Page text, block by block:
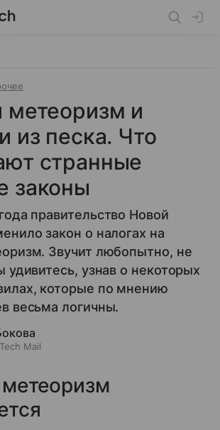
метеоризм и
из песка. Что
странные
законы
правительство Новой
закон о налогах на
Звучит любопытно, не
удивитесь, узнав о некоторых
которые по мнению
весьма логичны.
Mail